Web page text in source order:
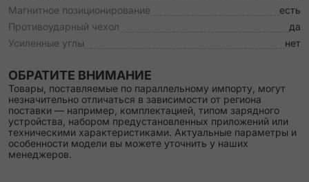
Магнитное позиционирование
есть
Противоударный чехол
да
Усиленные углы
нет
ОБРАТИТЕ ВНИМАНИЕ
Товары, поставляемые по параллельному импорту, могут
незначительно отличаться в зависимости от региона
поставки — например, комплектацией, типом зарядного
устройства, набором предустановленных приложений или
техническими характеристиками. Актуальные параметры и
особенности модели вы можете уточнить у наших
менеджеров.